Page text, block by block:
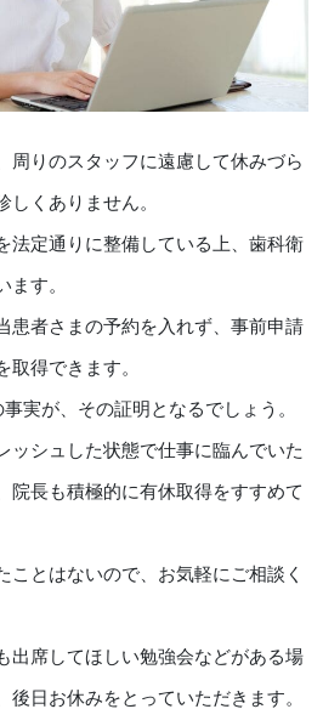
周りのスタッフに遠慮して休みづら
くありません。
法定通りに整備している上、歯科衛
す。
患者さまの予約を入れず、事前申請
取得できます。
実が、その証明となるでしょう。
ッシュした状態で仕事に臨んでいた
院長も積極的に有休取得をすすめて
ことはないので、お気軽にご相談く
出席してほしい勉強会などがある場
日お休みをとっていただきます。